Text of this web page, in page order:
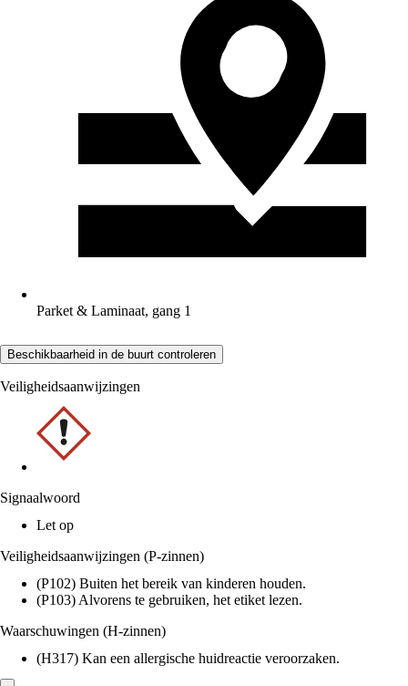
Parket & Laminaat, gang 1
Beschikbaarheid in de buurt controleren
Veiligheidsaanwijzingen
Signaalwoord
Let op
Veiligheidsaanwijzingen (P-zinnen)
(P102) Buiten het bereik van kinderen houden.
(P103) Alvorens te gebruiken, het etiket lezen.
Waarschuwingen (H-zinnen)
(H317) Kan een allergische huidreactie veroorzaken.